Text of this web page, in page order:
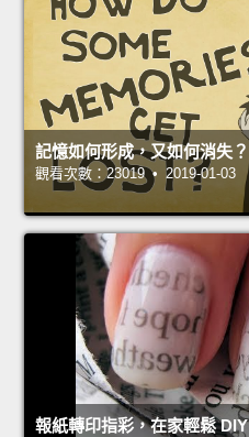
記憶如何形成，又如何消失？
觀看次數：23019 • 2019-01-03
報紙轉印指彩，在家輕鬆 DIY